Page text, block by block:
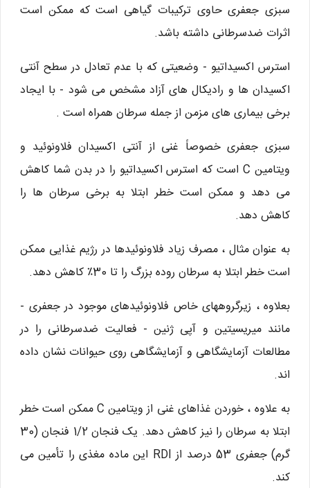
سبزی جعفری حاوی ترکیبات گیاهی است که ممکن است
اثرات ضدسرطانی داشته باشد.
استرس اکسیداتیو - وضعیتی که با عدم تعادل در سطح آنتی
اکسیدان ها و رادیکال های آزاد مشخص می شود - با ایجاد
برخی بیماری های مزمن از جمله سرطان همراه است .
سبزی جعفری خصوصاً غنی از آنتی اکسیدان فلاونوئید و
ویتامین C است که استرس اکسیداتیو را در بدن شما کاهش
می دهد و ممکن است خطر ابتلا به برخی سرطان ها را
کاهش دهد.
به عنوان مثال ، مصرف زیاد فلاونوئیدها در رژیم غذایی ممکن
است خطر ابتلا به سرطان روده بزرگ را تا 30٪ کاهش دهد.
بعلاوه ، زیرگروههای خاص فلاونوئیدهای موجود در جعفری -
مانند میریسیتین و آپی ژنین - فعالیت ضدسرطانی را در
مطالعات آزمایشگاهی و آزمایشگاهی روی حیوانات نشان داده
اند.
به علاوه ، خوردن غذاهای غنی از ویتامین C ممکن است خطر
ابتلا به سرطان را نیز کاهش دهد. یک فنجان 1/2 فنجان (30
گرم) جعفری 53 درصد از RDI این ماده مغذی را تأمین می
کند.